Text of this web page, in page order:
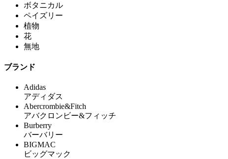
ボタニカル
ペイズリー
植物
花
無地
ブランド
Adidas
アディダス
Abercrombie&Fitch
アバクロンビー&フィッチ
Burberry
バーバリー
BIGMAC
ビッグマック